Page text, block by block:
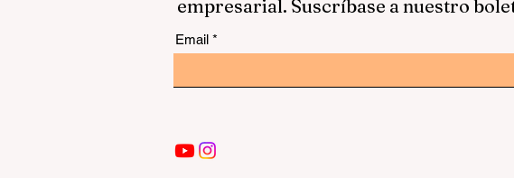
empresarial. Suscríbase a nuestro
Email